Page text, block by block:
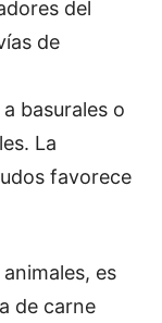
del
de
basurales o
La
favorece
es
de carne